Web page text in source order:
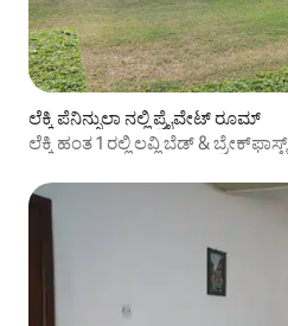
ಲೆಕ್ಕಿ ಪೆನಿನ್ಸುಲಾ ನಲ್ಲಿ ಪ್ರೈವೇಟ್ ರೂಮ್
ಲೆಕ್ಕಿ ಹಂತ 1 ರಲ್ಲಿ ಲವ್ಲಿ ಬೆಡ್ & ಬ್ರೇಕ್‌ಫಾಸ್ಟ್